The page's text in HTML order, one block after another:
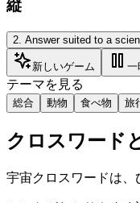
縦
2 Answer suited to a
新しいゲーム 一
テーマを見る
総合 動物 食べ物 旅
クロスワード
宇宙クロスワードは、